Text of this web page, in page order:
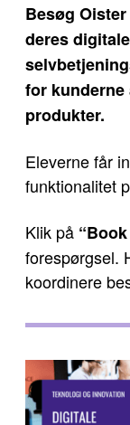
Besøg
deres
for kunderne
produkter.
Eleverne får
funktionalitet
Klik på
forespørgsel.
koordinere